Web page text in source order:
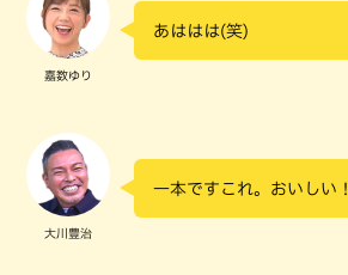
嘉数ゆり
あははは(笑)
大川豊治
一本ですこれ。おいしい！